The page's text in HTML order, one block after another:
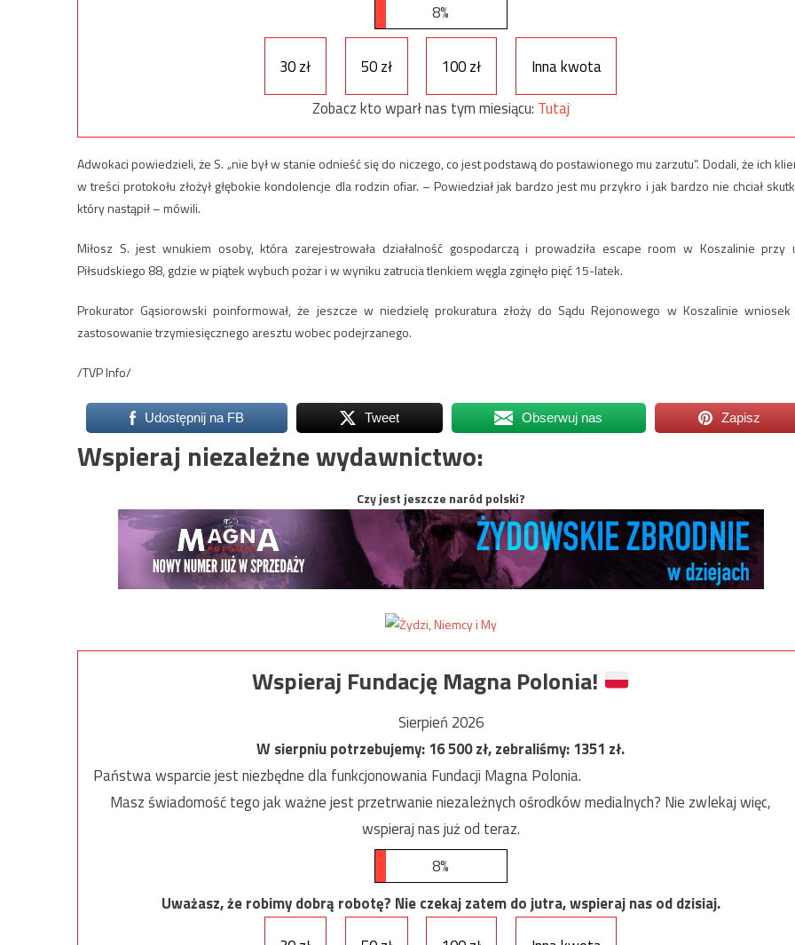
8%
30 zł 50 zł 100 zł
Inna kwota
Zobacz kto wparł nas tym miesiącu: Tutaj
Adwokaci powiedzieli, że S. „nie był w stanie odnieść się do niczego, co jest podstawą do postawionego mu zarzutu”. Dodali, że ich
w treści protokołu złożył głębokie kondolencje dla rodzin ofiar. – Powiedział jak bardzo jest mu przykro i jak bardzo nie chciał
który nastąpił – mówili.
Miłosz S. jest wnukiem osoby, która zarejestrowała działalność gospodarczą i prowadziła escape room w Koszalinie przy
Piłsudskiego 88, gdzie w piątek wybuch pożar i w wyniku zatrucia tlenkiem węgla zginęło pięć 15-latek.
Prokurator Gąsiorowski poinformował, że jeszcze w niedzielę prokuratura złoży do Sądu Rejonowego w Koszalinie
zastosowanie trzymiesięcznego aresztu wobec podejrzanego.
/TVP Info/
Udostępnij na FB Tweet Obserwuj nas Zapisz
Wspieraj niezależne wydawnictwo:
Czy jest jeszcze naród polski?
Wspieraj Fundację Magna Polonia!
Sierpień 2026
W sierpniu potrzebujemy:16 500zł, zebraliśmy:1351 zł.
Państwa wsparcie jest niezbędne dla funkcjonowania Fundacji Magna Polonia.
Masz świadomość tego jak ważne jest przetrwanie niezależnych ośrodków medialnych? Nie zwlekaj więc,
wspieraj nas już od teraz.
8%
Uważasz, że robimy dobrą robotę? Nie czekaj zatem do jutra, wspieraj nas od dzisiaj.